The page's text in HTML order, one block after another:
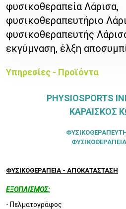
φυσικοθεραπεία Λάρισα,
φυσικοθεραπευτήριο
φυσικοθεραπευτής
εκγύμναση, έλξη
Υπηρεσίες - Προϊόντα
PHYSIOSPORTS
ΚΑΡΑΙΣΚΟΣ
ΦΥΣΙΚΟΘΕΡΑΠΕΙΑ - ΑΠΟΚΑΤΑΣΤΑΣΗ
ΕΞΟΠΛΙΣΜΟΣ:
- Πελματογράφος